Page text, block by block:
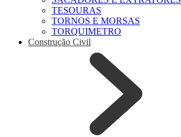
TESOURAS
TORNOS E MORSAS
TORQUIMETRO
Construção Civil